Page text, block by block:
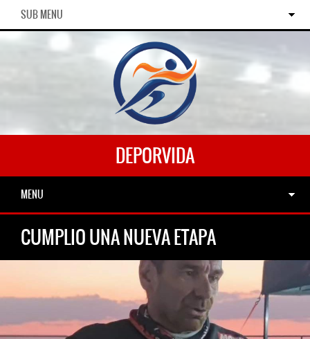
SUB MENU
DEPORVIDA
MENU
CUMPLIO UNA NUEVA ETAPA